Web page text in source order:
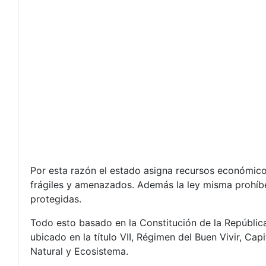
Por esta razón el estado asigna recursos
frágiles y amenazados. Además la ley misma
protegidas.
Todo esto basado en la Constitución de la
ubicado en la título VII, Régimen del Buen Vivir,
Natural y Ecosistema.